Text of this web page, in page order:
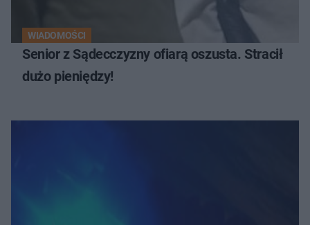
WIADOMOŚCI
Senior z Sądecczyzny ofiarą oszusta. Stracił
dużo pieniędzy!